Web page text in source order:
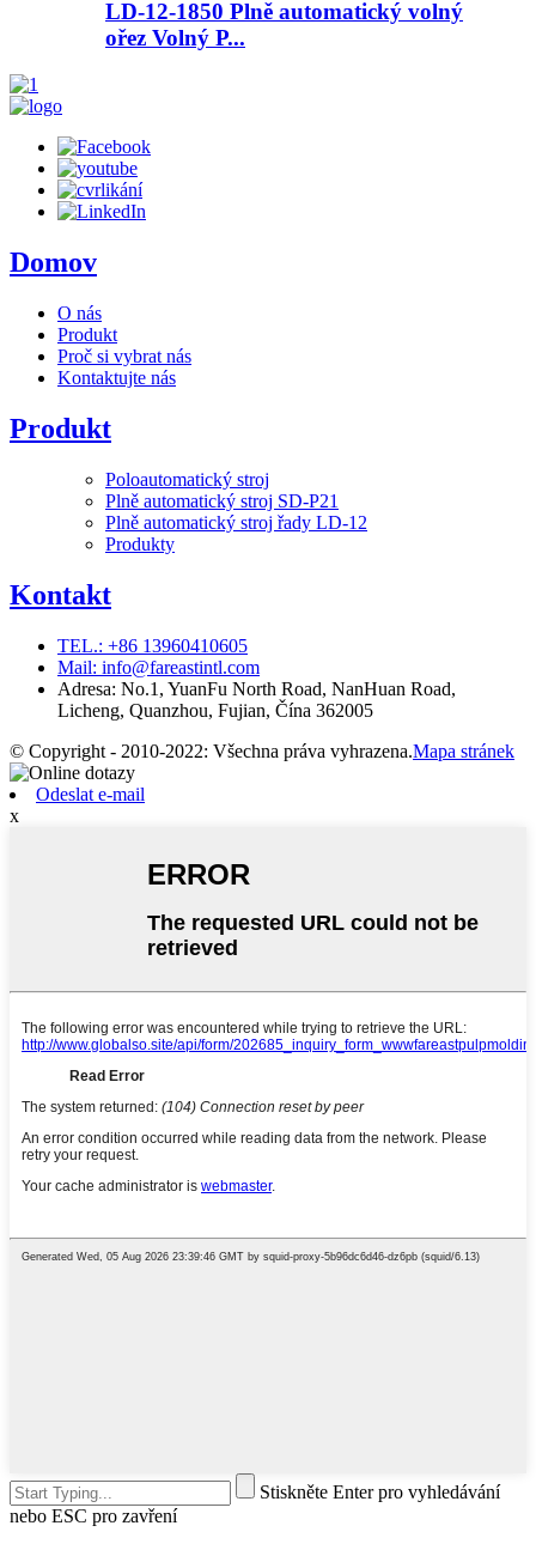
LD-12-1850 Plně automatický volný
ořez Volný P...
Domov
O nás
Produkt
Proč si vybrat nás
Kontaktujte nás
Produkt
Poloautomatický stroj
Plně automatický stroj SD-P21
Plně automatický stroj řady LD-12
Produkty
Kontakt
TEL.: +86 13960410605
Mail: info@fareastintl.com
Adresa: No.1, YuanFu North Road, NanHuan Road,
Licheng, Quanzhou, Fujian, Čína 362005
© Copyright - 2010-2022: Všechna práva vyhrazena.Mapa stránek
Odeslat e-mail
x
Stiskněte Enter pro vyhledávání
nebo ESC pro zavření